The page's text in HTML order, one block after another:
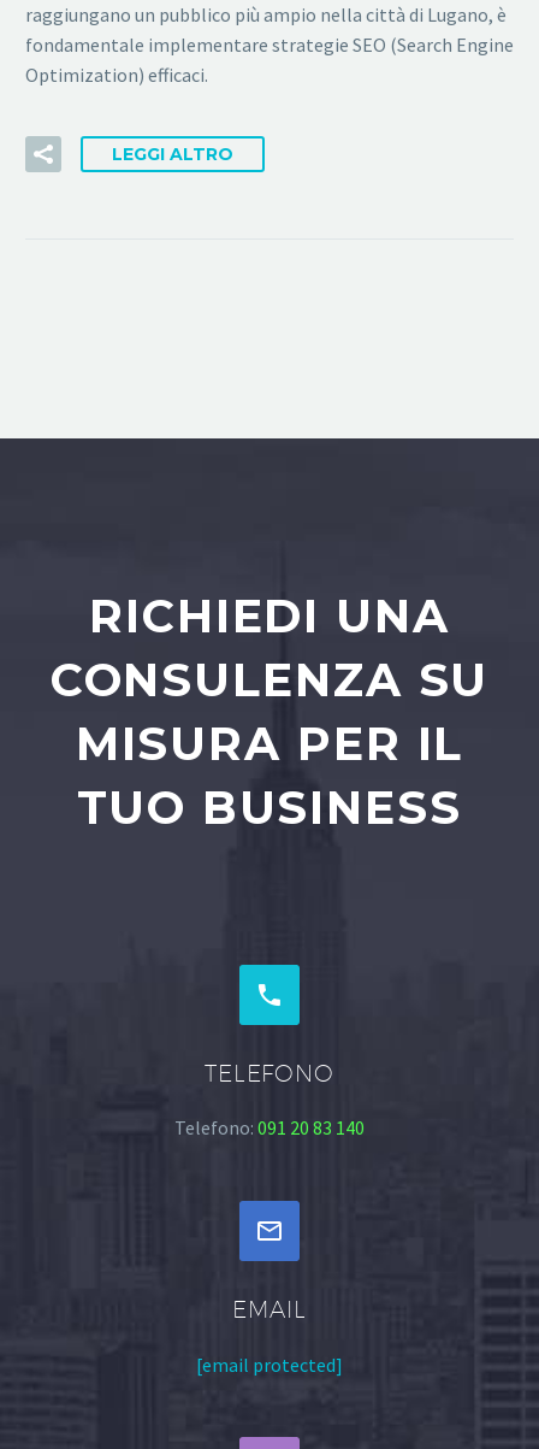
raggiungano un pubblico più ampio nella città di Lugano, è
fondamentale implementare strategie SEO (Search Engine
Optimization) efficaci.
LEGGI ALTRO
RICHIEDI UNA
CONSULENZA SU
MISURA PER IL
TUO BUSINESS


TELEFONO
Telefono: 091 20 83 140


EMAIL
[email protected]